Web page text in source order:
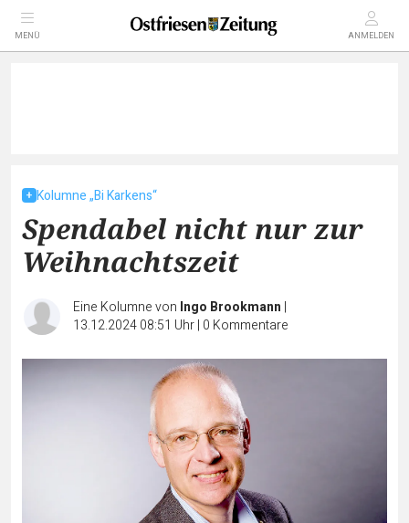
MENÜ ANMELDEN
Kolumne „Bi Karkens“
Spendabel nicht nur zur
Weihnachtszeit
Eine Kolumne von Ingo Brookmann |
13.12.2024 08:51 Uhr| 0 Kommentare